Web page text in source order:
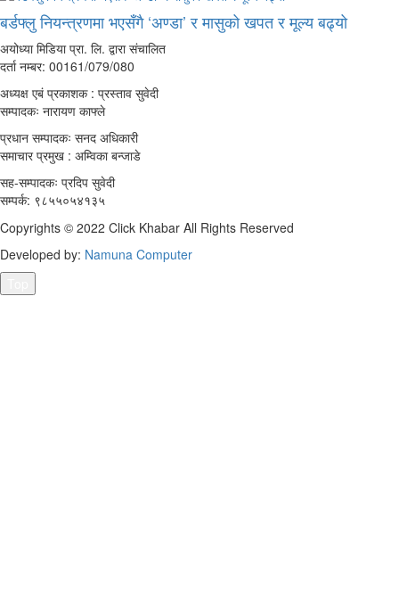
बर्डफ्लु नियन्त्रणमा भएसँगै ‘अण्डा’ र मासुको खपत र मूल्य बढ्यो
अयोध्या मिडिया प्रा. लि. द्वारा संचालित
दर्ता नम्बर: 00161/079/080
अध्यक्ष एबं प्रकाशक : प्रस्ताव सुवेदी
सम्पादकः नारायण काफ्ले
प्रधान सम्पादकः सनद अधिकारी
समाचार प्रमुख : अम्विका बन्जाडे
सह-सम्पादकः प्रदिप सुवेदी
सम्पर्क: ९८५५०५४१३५
Copyrights © 2022 Click Khabar All Rights Reserved
Developed by: Namuna Computer